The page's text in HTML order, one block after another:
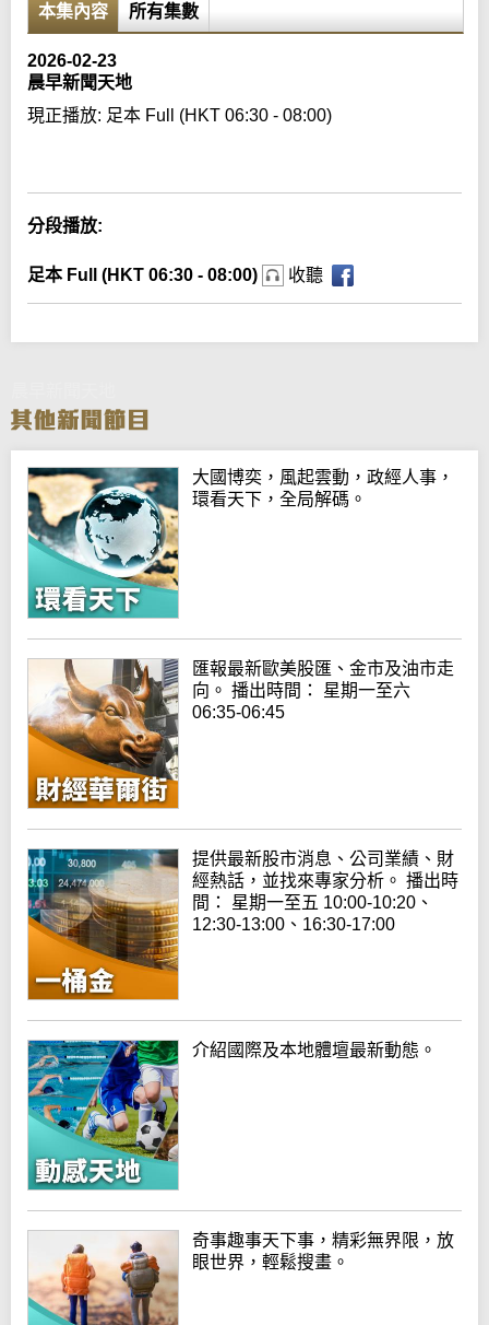
本集內容 所有集數
2026-02-23
晨早新聞天地
現正播放: 足本 Full (HKT 06:30 - 08:00)
分段播放:
足本 Full (HKT 06:30 - 08:00) 收聽
大國博奕，風起雲動，政經人事，
環看天下，全局解碼。
匯報最新歐美股匯、金市及油市走
向。 播出時間： 星期一至六
06:35-06:45
提供最新股市消息、公司業績、財
經熱話，並找來專家分析。 播出時
間： 星期一至五 10:00-10:20、
12:30-13:00、16:30-17:00
介紹國際及本地體壇最新動態。
奇事趣事天下事，精彩無界限，放
眼世界，輕鬆搜畫。